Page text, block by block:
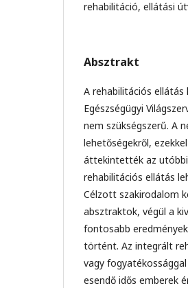
rehabilitáció, ellátási
Absztrakt
A rehabilitációs ellátás
Egészségügyi
nem szükségszerű. A
lehetőségekről,
áttekintették az
rehabilitációs ellátás
Célzott szakirodalom
absztraktok, végül a
fontosabb
történt. Az integrált
vagy
esendő idős emberek